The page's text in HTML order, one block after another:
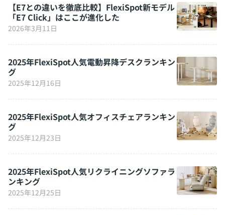
【E7との違いを徹底比較】FlexiSpot新モデル
「E7 Click」はここが進化した
2026年3月11日
2025年FlexiSpot人気電動昇降デスクランキン
グ
2025年12月16日
2025年FlexiSpot人気オフィスチェアランキン
グ
2025年12月23日
2025年FlexiSpot人気リクライニングソファラ
ンキング
2025年12月25日